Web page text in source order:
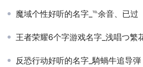
魔域个性好听的名字_℡余音、已过
王者荣耀6个字游戏名字_浅唱つ繁
反恐行动好听的名字_騎蝸牛追导弾